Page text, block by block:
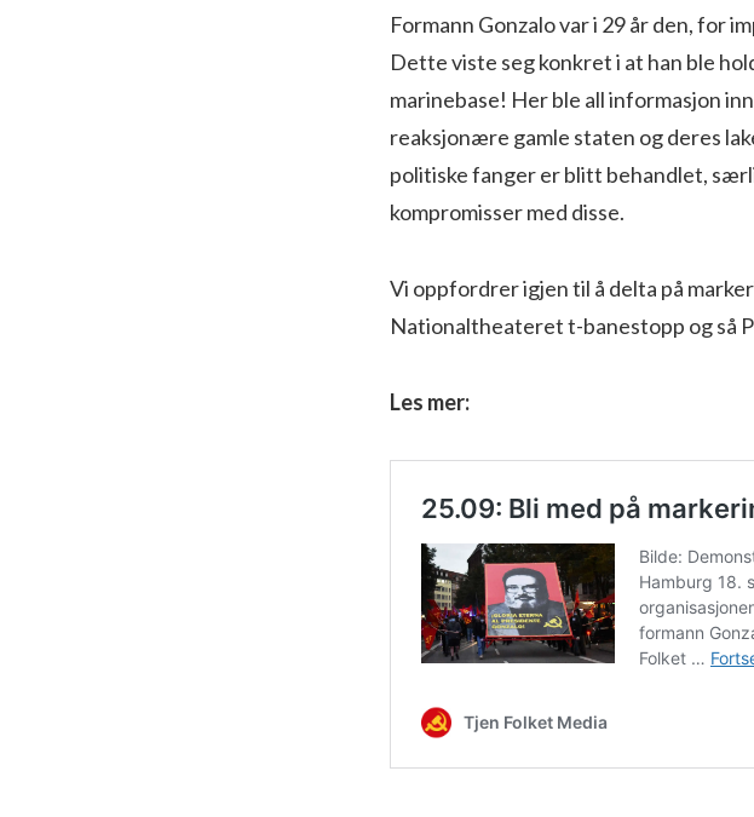
Formann Gonzalo var i 29 år den, for
Dette viste seg konkret i at han ble
marinebase! Her ble all informasjon
reaksjonære gamle staten og deres
politiske fanger er blitt behandlet,
kompromisser med disse.
Vi oppfordrer igjen til å delta på
Nationaltheateret t-banestopp og så
Les mer: